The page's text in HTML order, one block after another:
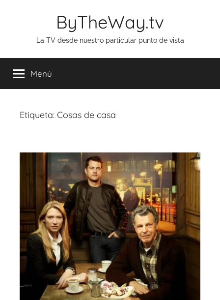
ByTheWay.tv
La TV desde nuestro particular punto de vista
Menú
Etiqueta: Cosas de casa